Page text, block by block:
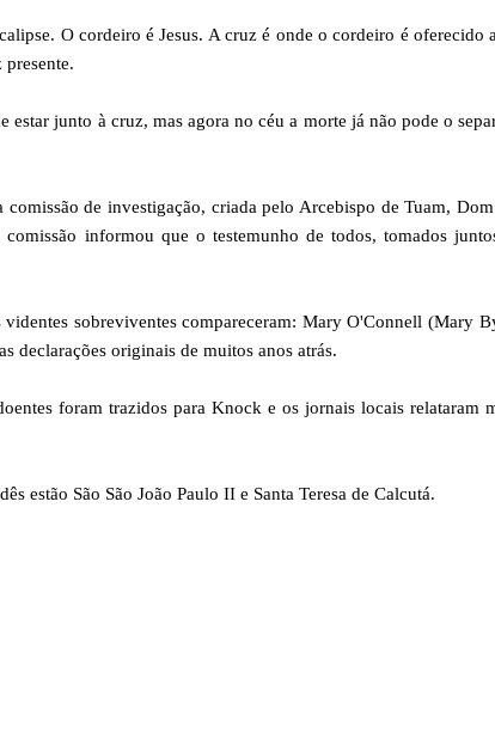
O cordeiro é Jesus. A cruz é onde o cordeiro é oferecido
estar junto à cruz, mas agora no céu a morte já não pode o
comissão de investigação, criada pelo Arcebispo de Tuam,
informou que o testemunho de todos, tomados
sobreviventes compareceram: Mary O'Connell (Mary
declarações originais de muitos anos atrás.
foram trazidos para Knock e os jornais locais relataram
estão São São João Paulo II e Santa Teresa de Calcutá.